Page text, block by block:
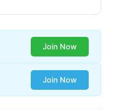
Join Now
Join Now